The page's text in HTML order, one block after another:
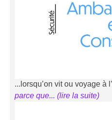
...lorsqu’on vit ou voyage à
parce que... (lire la suite)